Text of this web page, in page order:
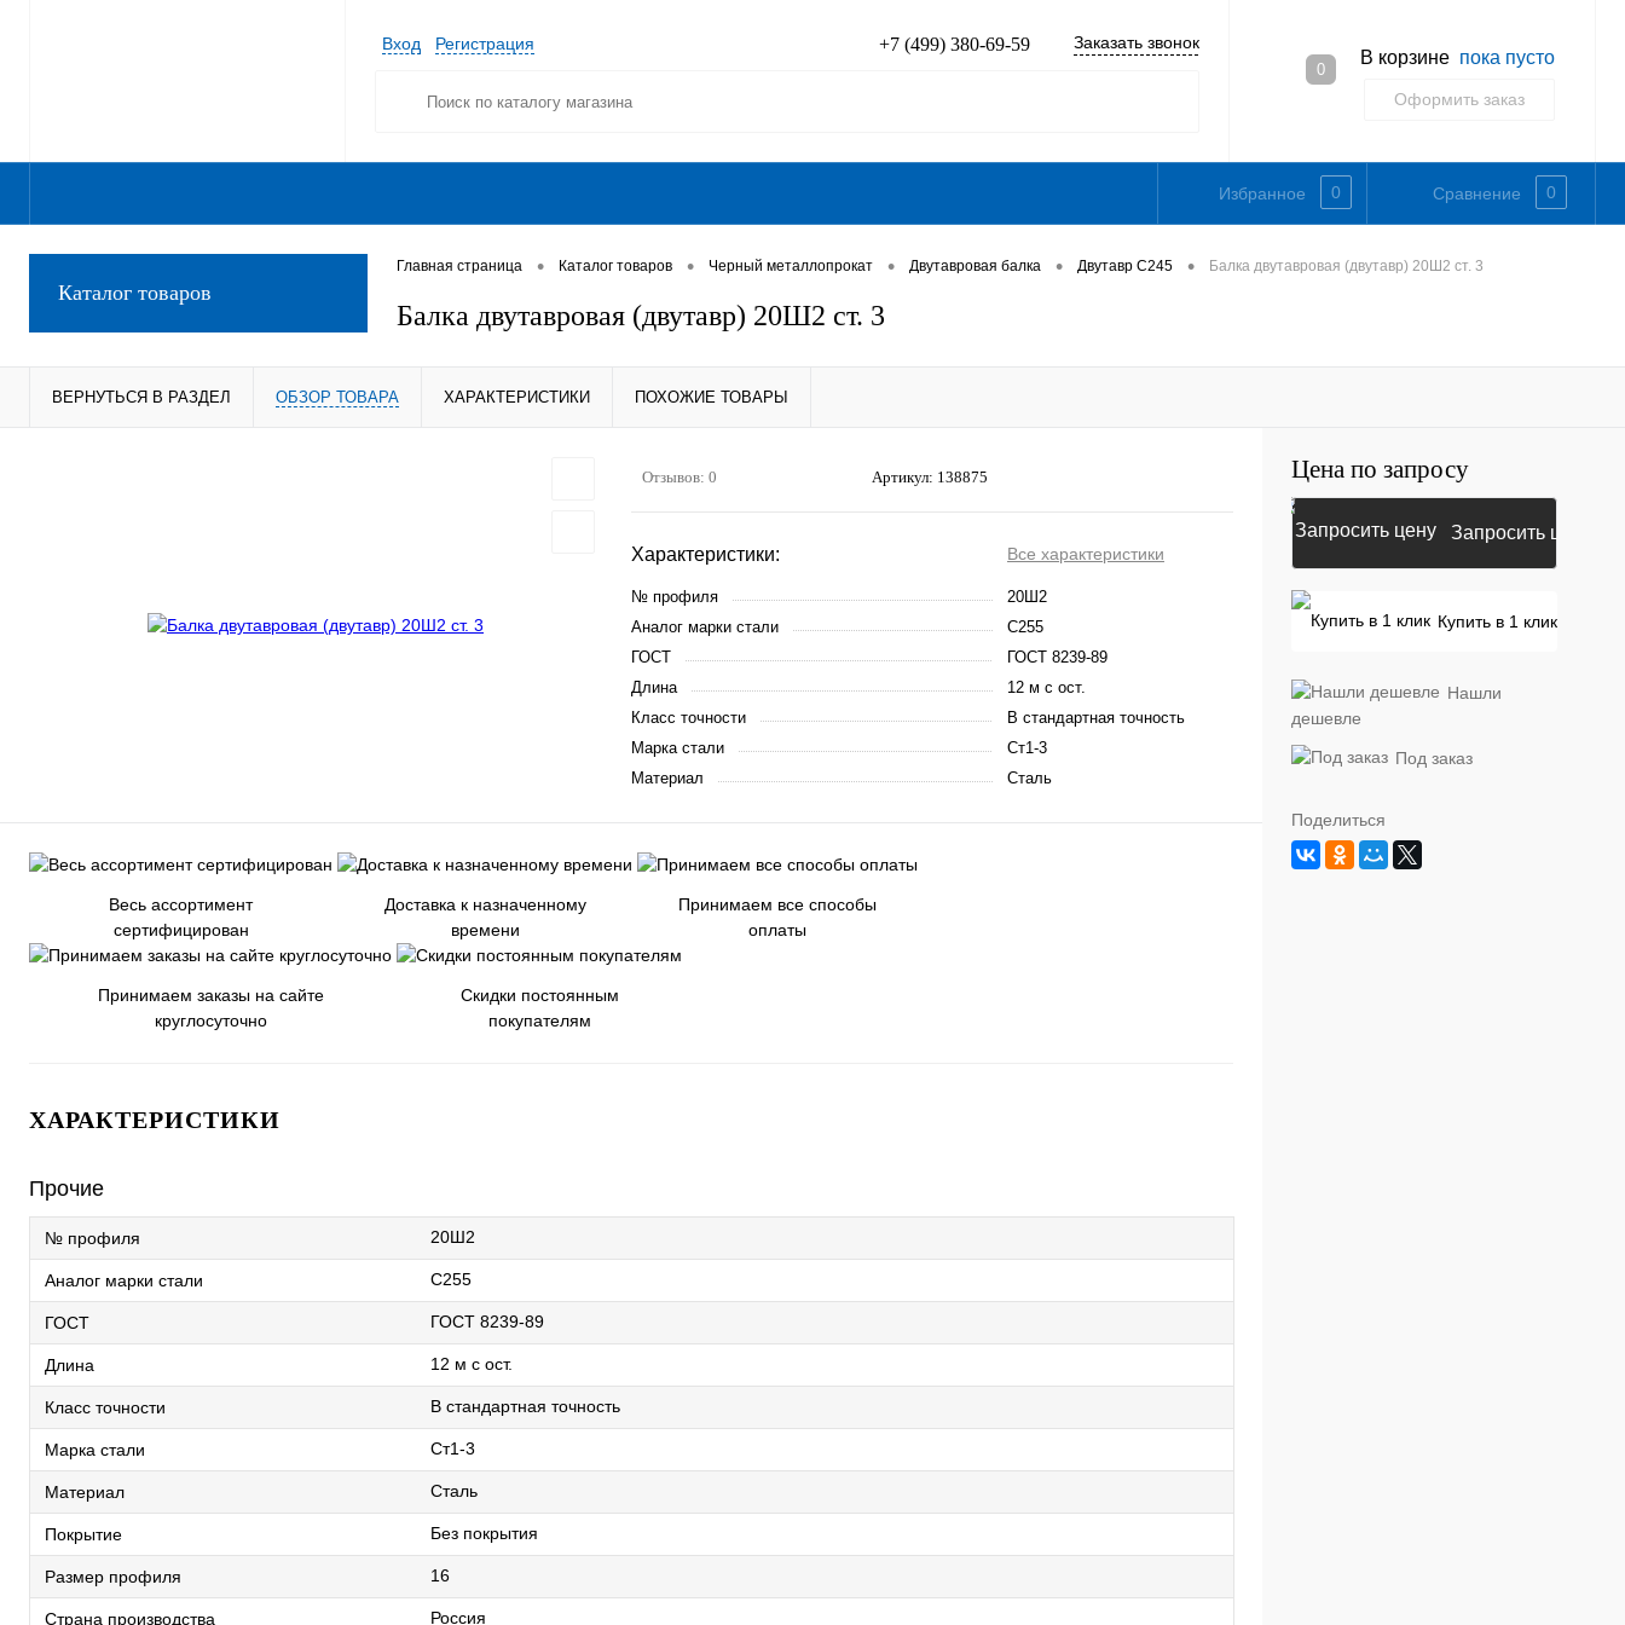
Вход Регистрация +7 (499) 380-69-59 Заказать звонок
0
В корзине пока пусто
Оформить заказ
Избранное 0 Сравнение 0
Каталог товаров
Главная страница • Каталог товаров • Черный металлопрокат • Двутавровая балка • Двутавр С245 • Балка двутавровая (двутавр) 20Ш2 ст. 3
Балка двутавровая (двутавр) 20Ш2 ст. 3
ВЕРНУТЬСЯ В РАЗДЕЛ ОБЗОР ТОВАРА ХАРАКТЕРИСТИКИ ПОХОЖИЕ ТОВАРЫ
Отзывов: 0 Артикул: 138875
Характеристики: Все характеристики
№ профиля
20Ш2
Аналог марки стали
С255
ГОСТ
ГОСТ 8239-89
Длина
12 м с ост.
Класс точности
В стандартная точность
Марка стали
Ст1-3
Материал
Сталь
Весь ассортимент
сертифицирован
Доставка к назначенному
времени
Принимаем все способы
оплаты
Принимаем заказы на сайте
круглосуточно
Скидки постоянным
покупателям
ХАРАКТЕРИСТИКИ
Прочие
№ профиля 20Ш2
Аналог марки стали С255
ГОСТ ГОСТ 8239-89
Длина 12 м с ост.
Класс точности В стандартная точность
Марка стали Ст1-3
Материал Сталь
Покрытие Без покрытия
Размер профиля 16
Страна производства Россия
Цена по запросу
Запросить цену
Купить в 1 клик
Нашли
дешевле
Под заказ
Поделиться